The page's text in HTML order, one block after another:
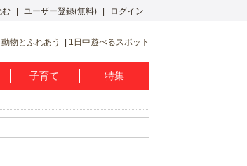
む ユーザー登録(無料) ログイン
動物とふれあう 1日中遊べるスポット
子育て 特集